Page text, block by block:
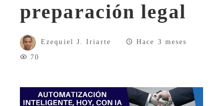
preparación legal
Ezequiel J. Iriarte
Hace 3 meses
70